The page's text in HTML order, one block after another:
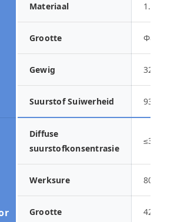
Materiaal 1.5mm
Grootte
Gewig 32KG
Suurstof Suiwerheid
Diffuse
suurstofkonsentrasie
≤30%
Werksure 8000-
Grootte